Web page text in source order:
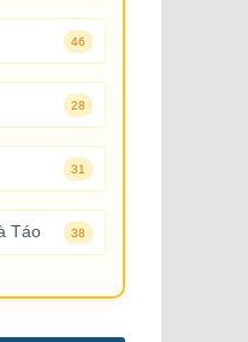
46
28
31
Táo 38